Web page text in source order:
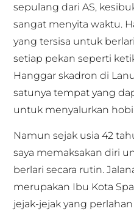
sepulang dari AS,
sangat menyita waktu.
yang tersisa untuk
setiap pekan seperti
Hanggar skadron di
satunya tempat yang
untuk menyalurkan hobi
Namun sejak usia 42
saya memaksakan diri
berlari secara rutin.
merupakan Ibu Kota
jejak-jejak yang